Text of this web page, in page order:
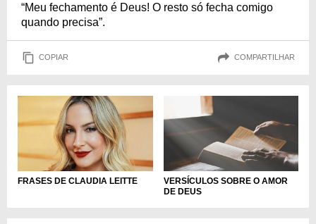
“Meu fechamento é Deus! O resto só fecha comigo
quando precisa”.
COPIAR COMPARTILHAR
FRASES DE CLAUDIA LEITTE
VERSÍCULOS SOBRE O AMOR
DE DEUS